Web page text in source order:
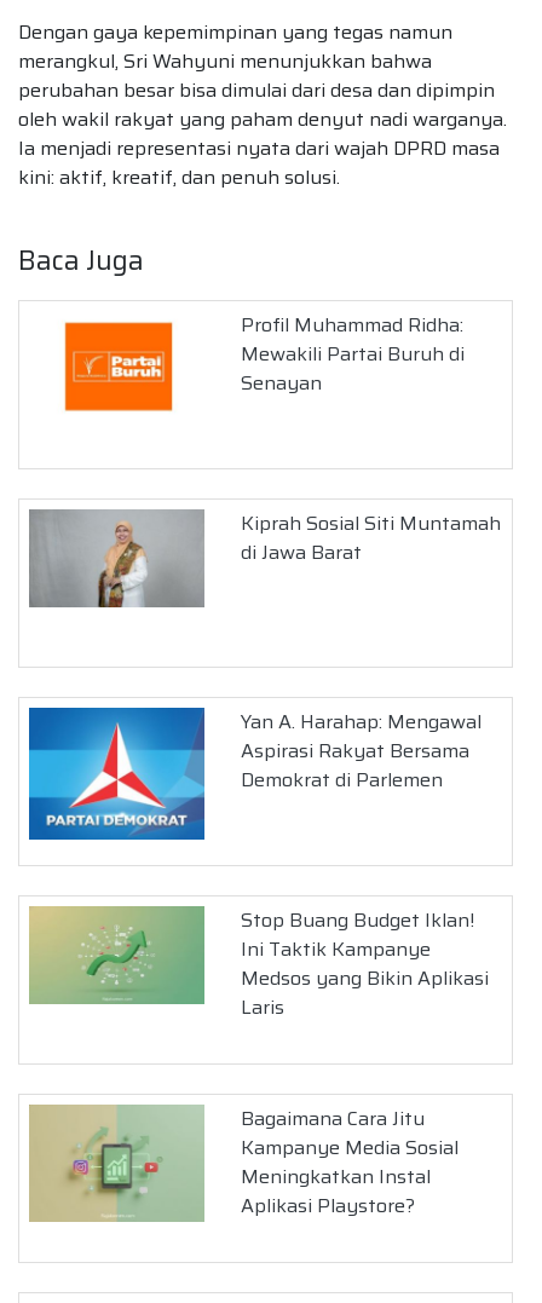
Dengan gaya kepemimpinan yang tegas namun
merangkul, Sri Wahyuni menunjukkan bahwa
perubahan besar bisa dimulai dari desa dan dipimpin
oleh wakil rakyat yang paham denyut nadi warganya.
Ia menjadi representasi nyata dari wajah DPRD masa
kini: aktif, kreatif, dan penuh solusi.
Baca Juga
Profil Muhammad Ridha:
Mewakili Partai Buruh di
Senayan
Kiprah Sosial Siti Muntamah
di Jawa Barat
Yan A. Harahap: Mengawal
Aspirasi Rakyat Bersama
Demokrat di Parlemen
Stop Buang Budget Iklan!
Ini Taktik Kampanye
Medsos yang Bikin Aplikasi
Laris
Bagaimana Cara Jitu
Kampanye Media Sosial
Meningkatkan Instal
Aplikasi Playstore?